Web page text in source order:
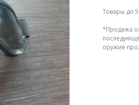
Товары до
*Продажа
оружие